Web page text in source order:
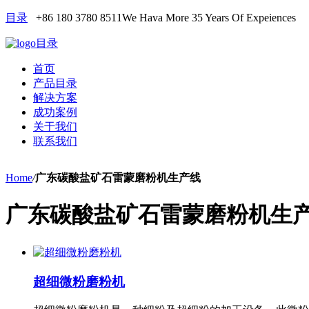
目录 +86 180 3780 8511We Hava More 35 Years Of Expeiences
目录
首页
产品目录
解决方案
成功案例
关于我们
联系我们
Home/广东碳酸盐矿石雷蒙磨粉机生产线
广东碳酸盐矿石雷蒙磨粉机生
超细微粉磨粉机